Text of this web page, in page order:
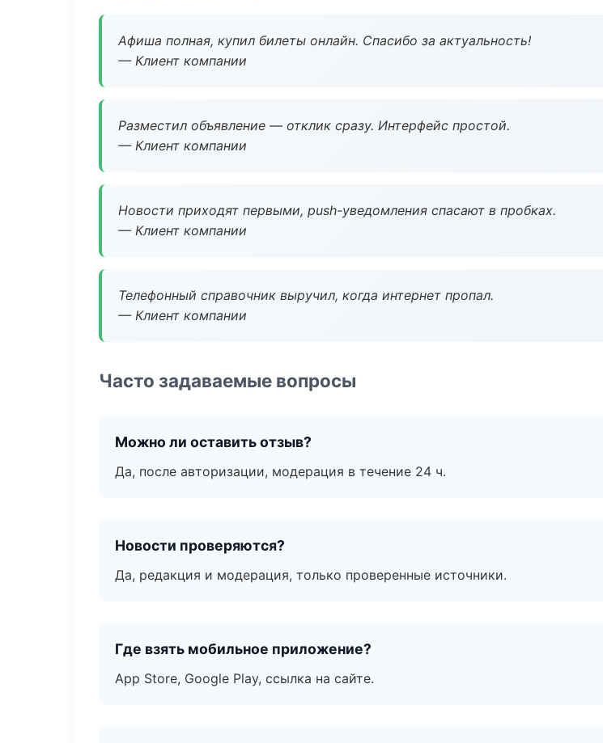
Афиша полная, купил билеты онлайн. Спасибо за актуальность!
— Клиент компании
Разместил объявление — отклик сразу. Интерфейс простой.
— Клиент компании
Новости приходят первыми, push-уведомления спасают в пробках.
— Клиент компании
Телефонный справочник выручил, когда интернет пропал.
— Клиент компании
Часто задаваемые вопросы
Можно ли оставить отзыв?
Да, после авторизации, модерация в течение 24 ч.
Новости проверяются?
Да, редакция и модерация, только проверенные источники.
Где взять мобильное приложение?
App Store, Google Play, ссылка на сайте.